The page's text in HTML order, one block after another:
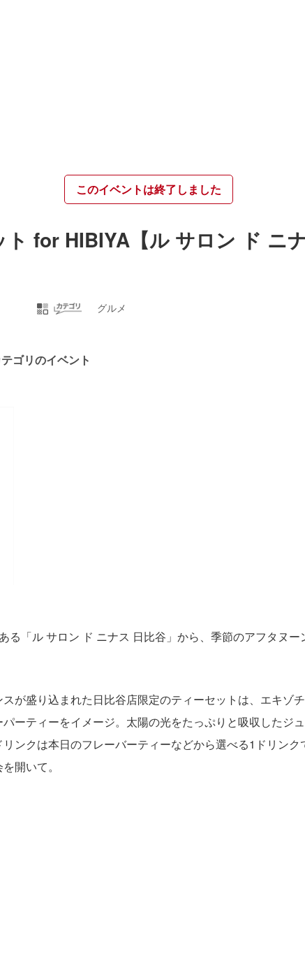
このイベントは終了しました
for HIBIYA【ル サロン ド ニ
グルメ
ゴリのイベント
る「ル サロン ド ニナス 日比谷」から、季節のアフタヌ
が盛り込まれた日比谷店限定のティーセットは、エキゾ
ーティーをイメージ。太陽の光をたっぷりと吸収したジ
ンクは本日のフレーバーティーなどから選べる1ドリン
開いて。